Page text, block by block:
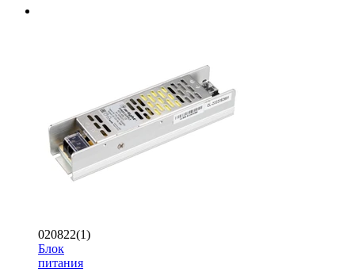
020822(1)
Блок
питания